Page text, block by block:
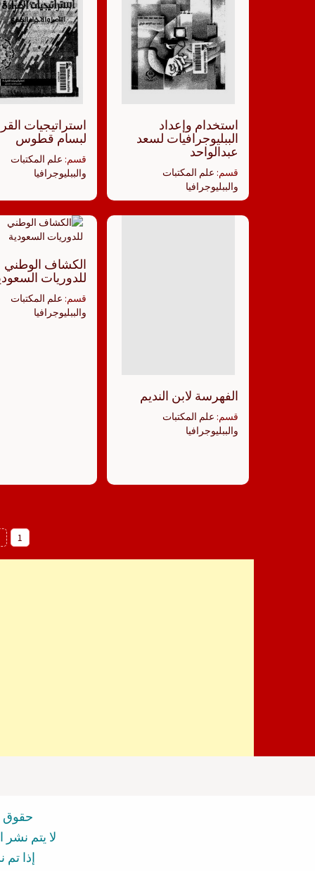
استخدام وإعداد
الببليوجرافيات لسعد
عبدالواحد
قسم: علم المكتبات
والببليوجرافيا
استراتيجيات
لبسام قطوس
قسم: علم المكتبات
والببليوجرافيا
الفهرسة لابن النديم
قسم: علم المكتبات
والببليوجرافيا
الكشاف الوطني
للدوريات
قسم: علم المكتبات
والببليوجرافيا
pagination
1
حقوق
لا يتم
إذا